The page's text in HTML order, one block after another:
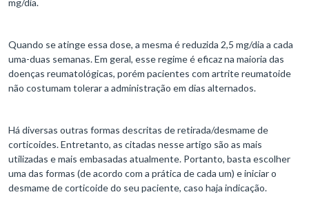
mg/dia.
Quando se atinge essa dose, a mesma é reduzida 2,5 mg/dia a cada
uma-duas semanas. Em geral, esse regime é eficaz na maioria das
doenças reumatológicas, porém pacientes com artrite reumatoide
não costumam tolerar a administração em dias alternados.
Há diversas outras formas descritas de retirada/desmame de
corticoides. Entretanto, as citadas nesse artigo são as mais
utilizadas e mais embasadas atualmente. Portanto, basta escolher
uma das formas (de acordo com a prática de cada um) e iniciar o
desmame de corticoide do seu paciente, caso haja indicação.